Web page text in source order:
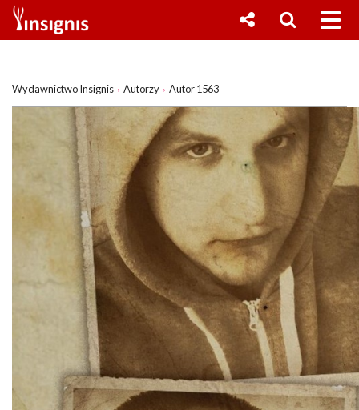
Wydawnictwo Insignis Autorzy Autor 1563